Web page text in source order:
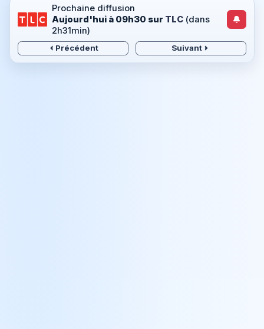
Prochaine diffusion
Aujourd'hui à 09h30 sur TLC(dans
2h31min)
Précédent Suivant